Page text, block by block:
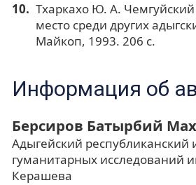
Тхаркахо Ю. А. Чемгуйский
место среди других
Майкоп, 1993. 206 с.
Информация об
Берсиров Батырбий
Адыгейский республиканский
гуманитарных исследований
Керашева